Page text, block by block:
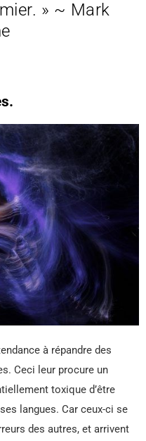
» ~ Mark
à répandre des
Ceci leur procure un
toxique d’être
langues. Car ceux-ci se
des autres, et arrivent